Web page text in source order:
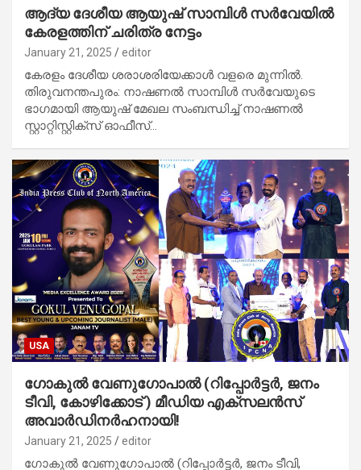
ആദ്യ ദേശീയ ആയുഷ് സാമ്പിള്‍ സര്‍വേയില്‍
കേരളത്തിന് ചരിത്ര നേട്ടം
January 21, 2025 editor
കേരളം ദേശീയ ശരാശരിയേക്കാള്‍ വളരെ മുന്നില്‍.
തിരുവനന്തപുരം: നാഷണല്‍ സാമ്പിള്‍ സര്‍വേയുടെ
ഭാഗമായി ആയുഷ് മേഖല സംബന്ധിച്ച് നാഷണല്‍
സ്റ്റാറ്റിസ്റ്റിക്‌സ് ഓഫീസ്…
USA
ഗോകുൽ വേണുഗോപാൽ (റിപ്പോർട്ടർ, ജനം
ടീവി, കോഴിക്കോട് ) മീഡിയ എക്സലൻസ്
അവാർഡിനർഹനായി!
January 21, 2025 editor
ഗോകുൽ വേണുഗോപാൽ (റിപ്പോർട്ടർ, ജനം ടീവി,